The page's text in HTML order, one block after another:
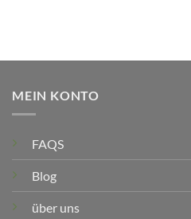
MEIN KONTO
FAQS
Blog
über uns